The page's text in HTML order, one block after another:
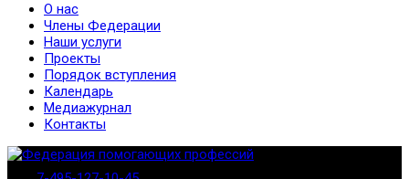
О нас
Члены Федерации
Наши услуги
Проекты
Порядок вступления
Календарь
Медиажурнал
Контакты